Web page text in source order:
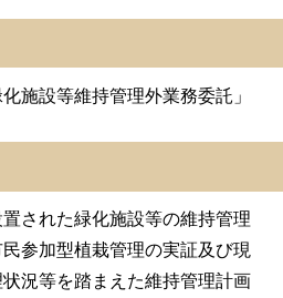
施設等維持管理外業務委託」
された緑化施設等の維持管理
参加型植栽管理の実証及び現
況等を踏まえた維持管理計画